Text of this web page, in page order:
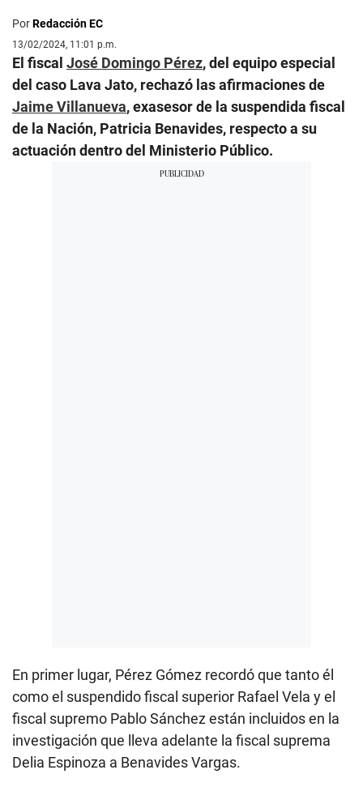
PorRedacción EC
13/02/2024, 11:01 p.m.
El fiscal José Domingo Pérez, del equipo especial
del caso Lava Jato, rechazó las afirmaciones de
Jaime Villanueva, exasesor de la suspendida fiscal
de la Nación, Patricia Benavides, respecto a su
actuación dentro del Ministerio Público.
En primer lugar, Pérez Gómez recordó que tanto él
como el suspendido fiscal superior Rafael Vela y el
fiscal supremo Pablo Sánchez están incluidos en la
investigación que lleva adelante la fiscal suprema
Delia Espinoza a Benavides Vargas.